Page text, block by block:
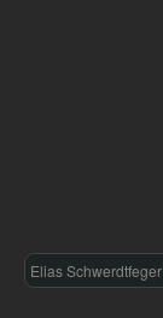
Elias Schwerdtfeger